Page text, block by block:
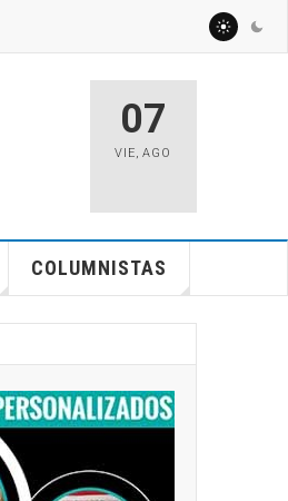
07
VIE,AGO
COLUMNISTAS